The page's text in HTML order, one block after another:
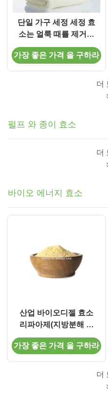
단일 가구 세정 세정 효
소는 얼룩 때를 제거합
니다
가장 좋은 가격 을 구하라
더
펄프 와 종이 효소
더
바이오 에너지 효소
산업 바이오디젤 효소
리파아제(지방분해 효
소) 촉매제 CAS 9001-
62-1
가장 좋은 가격 을 구하라
더